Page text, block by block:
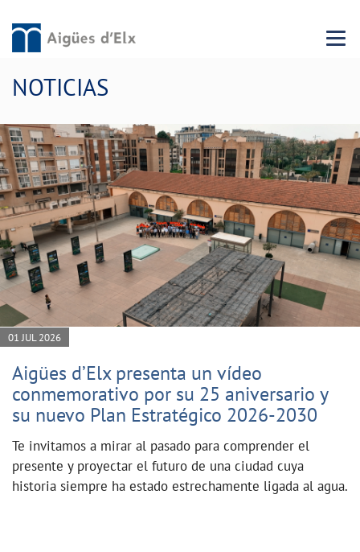
Menu
NOTICIAS
01 JUL 2026
Aigües d’Elx presenta un vídeo
conmemorativo por su 25 aniversario y
su nuevo Plan Estratégico 2026-2030
Te invitamos a mirar al pasado para comprender el
presente y proyectar el futuro de una ciudad cuya
historia siempre ha estado estrechamente ligada al agua.